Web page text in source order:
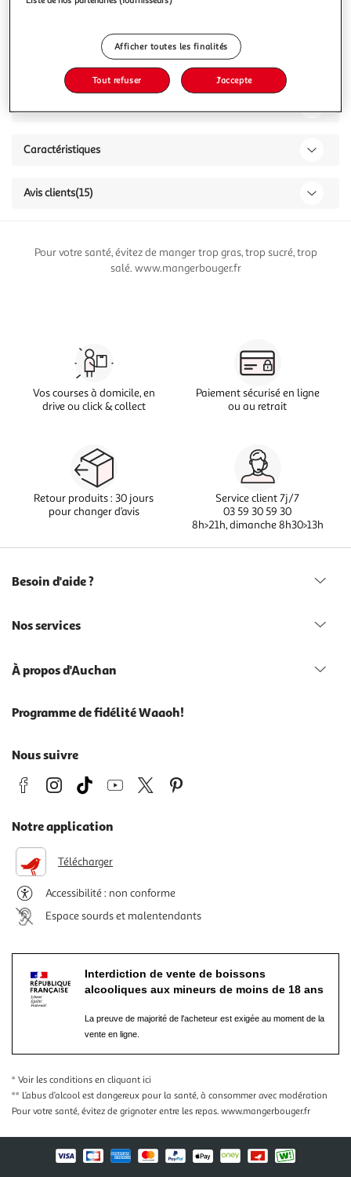
Caractéristiques
Avis clients(15)
Pour votre santé, évitez de manger trop gras, trop sucré, trop
salé. www.mangerbouger.fr
Vos courses à domicile, en
drive ou click & collect
Paiement sécurisé en ligne
ou au retrait
Retour produits : 30 jours
pour changer d’avis
Service client 7j/7
03 59 30 59 30
8h>21h, dimanche 8h30>13h
Besoin d'aide ?
Nos services
À propos d'Auchan
Programme de fidélité Waaoh!
Nous suivre
Notre application
Télécharger
Accessibilité : non conforme
Espace sourds et malentendants
Interdiction de vente de boissons
alcooliques aux mineurs de moins de 18 ans
La preuve de majorité de l'acheteur est exigée au moment de la
vente en ligne.
* Voir les conditions en cliquant ici
** L’abus d’alcool est dangereux pour la santé, à consommer avec modération
Pour votre santé, évitez de grignoter entre les repas. www.mangerbouger.fr
Afficher toutes les finalités
Tout refuser J'accepte